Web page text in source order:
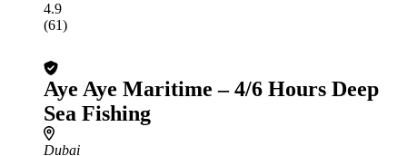
4.9
(61)
Aye Aye Maritime – 4/6 Hours Deep
Sea Fishing
Dubai